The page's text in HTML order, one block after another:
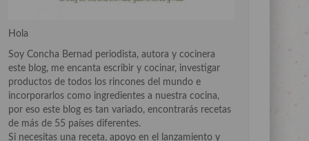
Hola
Soy Concha Bernad periodista, autora y cocinera
este blog, me encanta escribir y cocinar, investigar
productos de todos los rincones del mundo e
incorporarlos como ingredientes a nuestra cocina,
por eso este blog es tan variado, encontrarás recetas
de más de 55 países diferentes.
Si necesitas una receta, apoyo en el lanzamiento y